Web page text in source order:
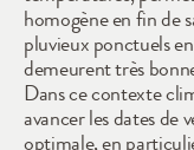
homogène en fin de
pluvieux ponctuels
demeurent très
Dans ce contexte
avancer les dates de
optimale, en